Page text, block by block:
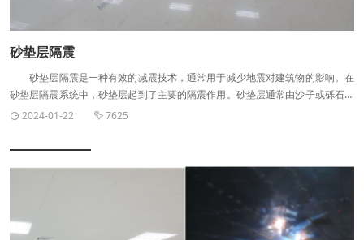
砂垫层隔震
砂垫层隔震是一种有效的减震技术，通常用于减少地震对建筑物的影响。在
砂垫层隔震系统中，砂垫层起到了主要的隔震作用。砂垫层通常由沙子或砾石等
材料组成，这些材料具有较好的剪切模量和阻尼性能，能够有效地吸收和分散地
证隔震效果不受影响。 在砂垫层隔震系统中，砂垫层被放置在建筑物的基础
和地层之间。当地震发生时，地震能量通过地层传递到砂垫层中。由于砂垫层的
剪切模量和阻尼性能，它能够有效地吸收和分散地震能量，从而减少地震对建筑
 2024-01-22  7625